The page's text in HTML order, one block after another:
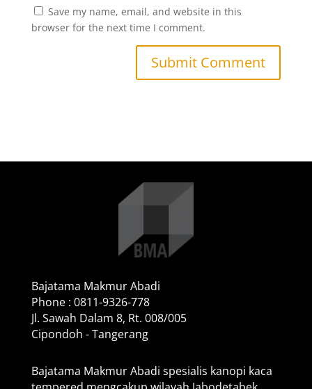
Save my name, email, and website in this
browser for the next time I comment.
Bajatama Makmur Abadi
Phone : 0811-9326-778
Jl. Sawah Dalam 8, Rt. 008/005
Cipondoh - Tangerang
Bajatama Makmur Abadi spesialis kanopi kaca